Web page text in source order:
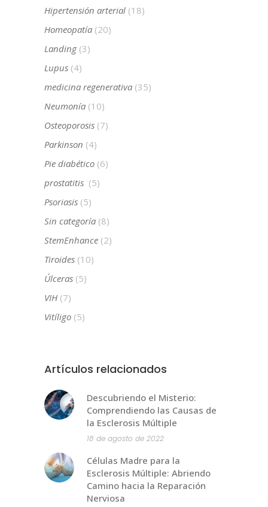
Hipertensión arterial (18)
Homeopatía (20)
Landing (3)
Lupus (4)
medicina regenerativa (35)
Neumonía (10)
Osteoporosis (7)
Parkinson (4)
Pie diabético (6)
prostatitis (5)
Psoriasis (5)
Sin categoría (8)
StemEnhance (2)
Tiroides (10)
Úlceras (5)
VIH (7)
Vitíligo (5)
Artículos relacionados
Descubriendo el Misterio:
Comprendiendo las Causas de
la Esclerosis Múltiple
18 de agosto de 2022
Células Madre para la
Esclerosis Múltiple: Abriendo
Camino hacia la Reparación
Nerviosa